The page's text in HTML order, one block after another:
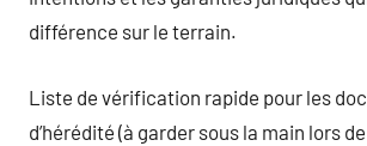
différence sur le terrain.
Liste de vérification rapide pour les
d’hérédité (à garder sous la main lors